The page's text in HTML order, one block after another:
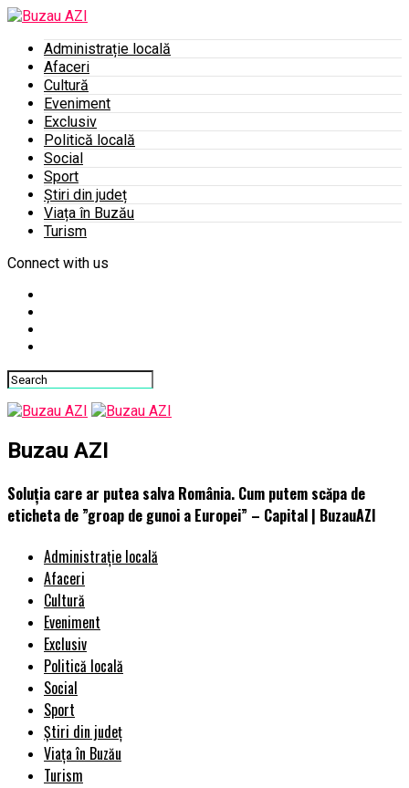
Administrație locală
Afaceri
Cultură
Eveniment
Exclusiv
Politică locală
Social
Sport
Știri din județ
Viața în Buzău
Turism
Connect with us
Buzau AZI
Soluția care ar putea salva România. Cum putem scăpa de
eticheta de ”groap de gunoi a Europei” – Capital | BuzauAZI
Administrație locală
Afaceri
Cultură
Eveniment
Exclusiv
Politică locală
Social
Sport
Știri din județ
Viața în Buzău
Turism